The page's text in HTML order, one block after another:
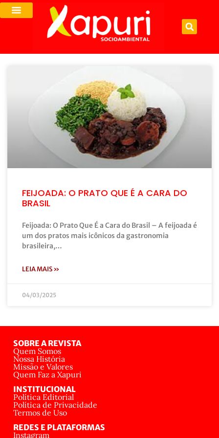
FEIJOADA: O PRATO QUE É A CARA DO
BRASIL
Feijoada: O Prato Que É a Cara do Brasil – A feijoada é
um dos pratos mais icônicos da gastronomia
brasileira,…
LEIA MAIS »
04/03/2025
SOBRE A REVISTA
Quem Somos
Nossa História
Missão e Valores
Quem Faz a Xapuri
INSTITUCIONAL
Política Editorial
Política de Privacidade
Termos de Uso
REDES E PLATAFORMAS
Instagram